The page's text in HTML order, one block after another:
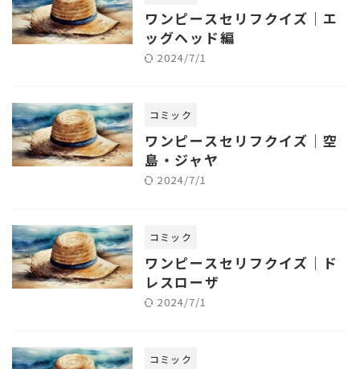
ワンピースセリフクイズ｜エ
ッグヘッド編
2024/7/1
コミック
ワンピースセリフクイズ｜空
島・ジャヤ
2024/7/1
コミック
ワンピースセリフクイズ｜ド
レスローザ
2024/7/1
コミック